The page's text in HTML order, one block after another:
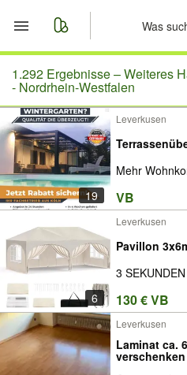
Start
Merkliste
Nachrichten
Anzeige aufgeben
1.292 Ergebnisse –Weiteres
- Nordrhein-Westfalen
19
Leverkusen
Mehr
VB
6
Leverkusen
Pavillon
3
130 € VB
Leverkusen
Laminat ca.